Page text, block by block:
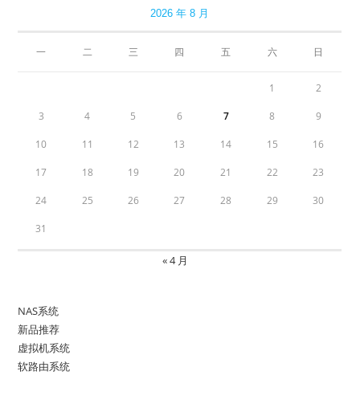
2026 年 8 月
一 二 三 四 五 六 日
1 2
3 4 5 6 7 8 9
10 11 12 13 14 15 16
17 18 19 20 21 22 23
24 25 26 27 28 29 30
31
« 4 月
NAS系统
新品推荐
虚拟机系统
软路由系统